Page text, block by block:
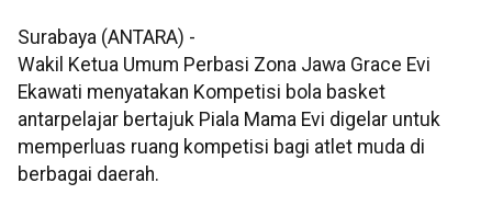
Surabaya (ANTARA) -
Wakil Ketua Umum Perbasi Zona Jawa Grace Evi
Ekawati menyatakan Kompetisi bola basket
antarpelajar bertajuk Piala Mama Evi digelar untuk
memperluas ruang kompetisi bagi atlet muda di
berbagai daerah.